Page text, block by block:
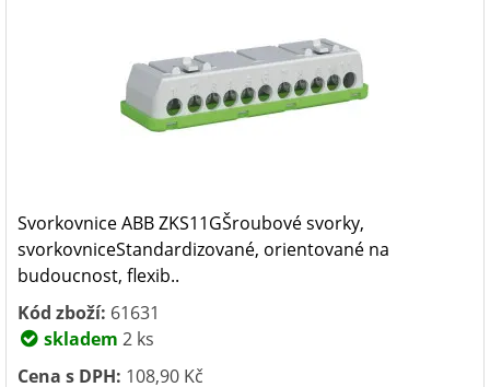
Svorkovnice ABB ZKS11GŠroubové svorky,
svorkovniceStandardizované, orientované na
budoucnost, flexib..
Kód zboží: 61631
skladem 2 ks
Cena s DPH: 108,90 Kč